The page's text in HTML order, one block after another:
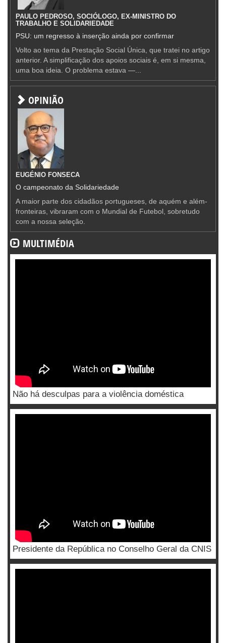
PAULO PEDROSO, SOCIÓLOGO, EX-MINISTRO DO
TRABALHO E SOLIDARIEDADE
PSU: um regresso à inserção ainda por confirmar
Volto ao tema da Prestação Social Única, que tratei no artigo
anterior. A simplificação dos apoios sociais é, em si mesma,
uma boa ideia. O problema estava —...
OPINIÃO
EUGÉNIO FONSECA
O campeonato da Solidariedade
A maior parte dos cidadãos portugueses, de aquém e além-
fronteiras, vibraram com o Mundial de Futebol, sobretudo
com a nossa seleção.
MULTIMÉDIA
Não há desculpas para a violência doméstica
Presidente da República no Conselho Geral da CNIS